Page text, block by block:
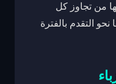
من تجاوز كل
التقدم بالفترة